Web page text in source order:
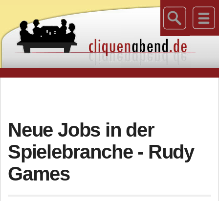
Neue Jobs in der
Spielebranche - Rudy
Games